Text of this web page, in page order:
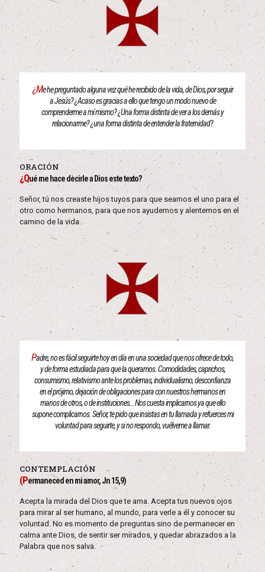
¿Me he preguntado alguna vez qué he recibido de la vida, de Dios, por seguir
a Jesús? ¿Acaso es gracias a ello que tengo un modo nuevo de
comprenderme a mí mismo? ¿Una forma distinta de ver a los demás y
relacionarme? ¿una forma distinta de entender la fraternidad?
ORACIÓN
¿Qué me hace decirle a Dios este texto?
Señor, tú nos creaste hijos tuyos para que seamos el uno para el
otro como hermanos, para que nos ayudemos y alentemos en el
camino de la vida.
Padre, no es fácil seguirte hoy en día en una sociedad que nos ofrece de todo,
y de forma estudiada para que la queramos. Comodidades, caprichos,
consumismo, relativismo ante los problemas, individualismo, desconfianza
en el prójimo, dejación de obligaciones para con nuestros hermanos en
manos de otros, o de instituciones… Nos cuesta implicarnos ya que ello
supone complicarnos. Señor, te pido que insistas en tu llamada y refuerces mi
voluntad para seguirte, y si no respondo, vuélveme a llamar.
CONTEMPLACIÓN
(Permaneced en mi amor, Jn 15,9)
Acepta la mirada del Dios que te ama. Acepta tus nuevos ojos
para mirar al ser humano, al mundo, para verle a él y conocer su
voluntad. No es momento de preguntas sino de permanecer en
calma ante Dios, de sentir ser mirados, y quedar abrazados a la
Palabra que nos salva.